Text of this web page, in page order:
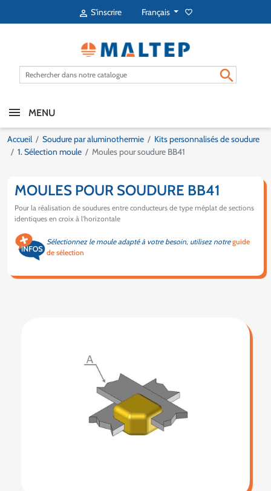
 S'inscrire Français favorite_border

MENU
Accueil Soudure par aluminothermie
Kits personnalisés de soudure
1. Sélection moule
Moules pour soudure BB41
MOULES POUR SOUDURE BB41
Pour la réalisation de soudures entre conducteurs de type méplat de sections
identiques en croix à l'horizontale
Sélectionnez le moule adapté à votre besoin, utilisez notreguide
de sélection